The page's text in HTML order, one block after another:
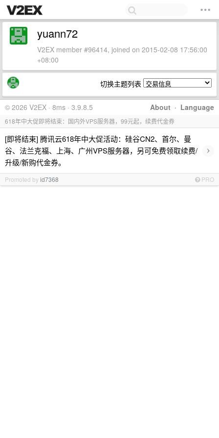
yuann72
V2EX member #96414, joined on 2015-02-08 17:56:00
+08:00
切换主题列表
About · Language
© 2026 V2EX · 8ms · 3.9.8.5
618年中大促即将结束：国内外VPS服务器，99元起，续费代金券
[即将结束] 腾讯云618年中大促活动：硅谷CN2、首尔、曼
谷、法兰克福、上海、广州VPS服务器，另可免费领取续费/
升级/新购代金券。
›
Promoted byid7368 PRO